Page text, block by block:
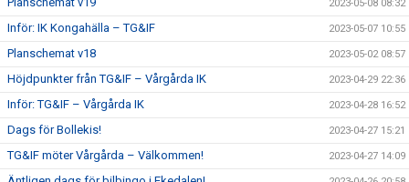
2023-05-08 08:32
Inför: IK Kongahälla – TG&IF 2023-05-07 10:55
Planschemat v18 2023-05-02 08:57
Höjdpunkter från TG&IF – Vårgårda IK 2023-04-29 22:36
Inför: TG&IF – Vårgårda IK 2023-04-28 16:52
Dags för Bollekis! 2023-04-27 15:21
TG&IF möter Vårgårda – Välkommen! 2023-04-27 14:09